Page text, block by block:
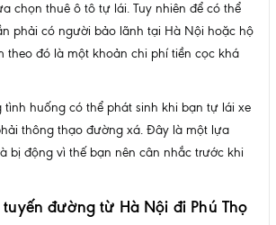
chọn thuê ô tô tự lái. Tuy nhiên để có thể
phải có người bảo lãnh tại Hà Nội hoặc hộ
theo đó là một khoản chi phí tiền cọc khá
huống có thể phát sinh khi bạn tự lái xe
thông thạo đường xá. Đây là một lựa
bị động vì thế bạn nên cân nhắc trước khi
đường từ Hà Nội đi Phú Thọ